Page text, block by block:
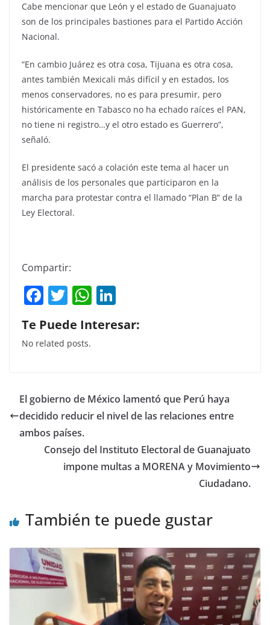
Cabe mencionar que León y el estado de Guanajuato
son de los principales bastiones para el Partido Acción
Nacional.
“En cambio Juárez es otra cosa, Tijuana es otra cosa,
antes también Mexicali más difícil y en estados, los
menos conservadores, no es para presumir, pero
históricamente en Tabasco no ha echado raíces el PAN,
no tiene ni registro…y el otro estado es Guerrero”,
señaló.
El presidente sacó a colación este tema al hacer un
análisis de los personales que participaron en la
marcha para protestar contra el llamado “Plan B” de la
Ley Electoral.
Compartir:
F
a
c
e
o
o
k
T
w
itt
er
W
h
at
p
p
k
n
Te Puede Interesar:
No related posts.
El gobierno de México lamentó que Perú haya
decidido reducir el nivel de las relaciones entre
ambos países.
Consejo del Instituto Electoral de Guanajuato
impone multas a MORENA y Movimiento
Ciudadano.
También te puede gustar